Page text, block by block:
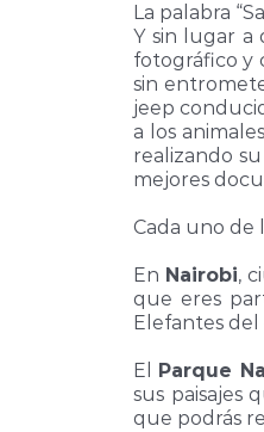
La palabra
Y sin lugar a
fotográfico y
sin
jeep
a los
realizando
mejores
Cada uno de
En Nairobi,
que eres
Elefantes del
El Parque
sus paisajes
que podrás